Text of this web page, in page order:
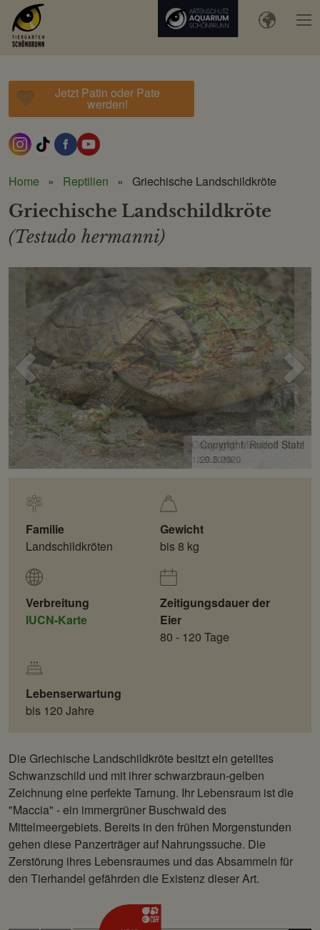
Jetzt Patin oder Pate
werden!
Home Reptilien Griechische Landschildkröte
Griechische Landschildkröte
(Testudo hermanni)
Voriges
Bild Bild
Copyright: Manfred Stotz
12.9.2019
Familie
Landschildkröten
Gewicht
bis 8 kg
Verbreitung
IUCN-Karte
Zeitigungsdauer der
Eier
80 - 120 Tage
Lebenserwartung
bis 120 Jahre
Die Griechische Landschildkröte besitzt ein geteiltes
Schwanzschild und mit ihrer schwarzbraun-gelben
Zeichnung eine perfekte Tarnung. Ihr Lebensraum ist die
"Maccia" - ein immergrüner Buschwald des
Mittelmeergebiets. Bereits in den frühen Morgenstunden
gehen diese Panzerträger auf Nahrungssuche. Die
Zerstörung ihres Lebensraumes und das Absammeln für
den Tierhandel gefährden die Existenz dieser Art.